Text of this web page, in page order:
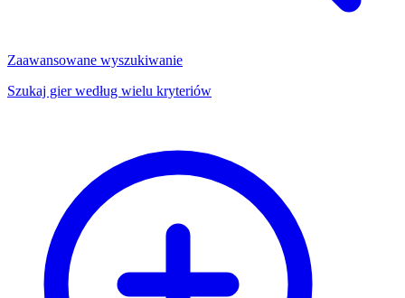
Zaawansowane wyszukiwanie
Szukaj gier według wielu kryteriów